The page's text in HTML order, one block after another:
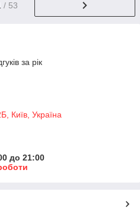
/ 53
за рік
Київ, Україна
до 21:00